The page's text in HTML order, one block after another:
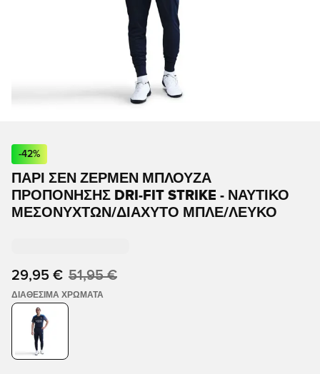
-42%
ΠΑΡΊ ΣΕΝ ΖΕΡΜΈΝ ΜΠΛΟΎΖΑ
ΠΡΟΠΌΝΗΣΗΣ DRI-FIT STRIKE - ΝΑΥΤΙΚΌ
ΜΕΣΟΝΥΧΤΏΝ/ΔΙΆΧΥΤΟ ΜΠΛΕ/ΛΕΥΚΌ
29,95 € 51,95 €
ΔΙΑΘΈΣΙΜΑ ΧΡΏΜΑΤΑ